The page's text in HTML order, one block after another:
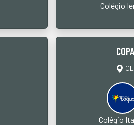
Colégio
Colégio